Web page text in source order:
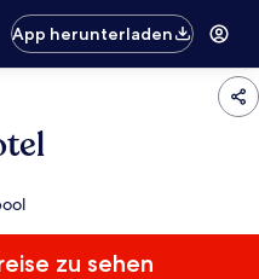
App herunterladen
zu sehen